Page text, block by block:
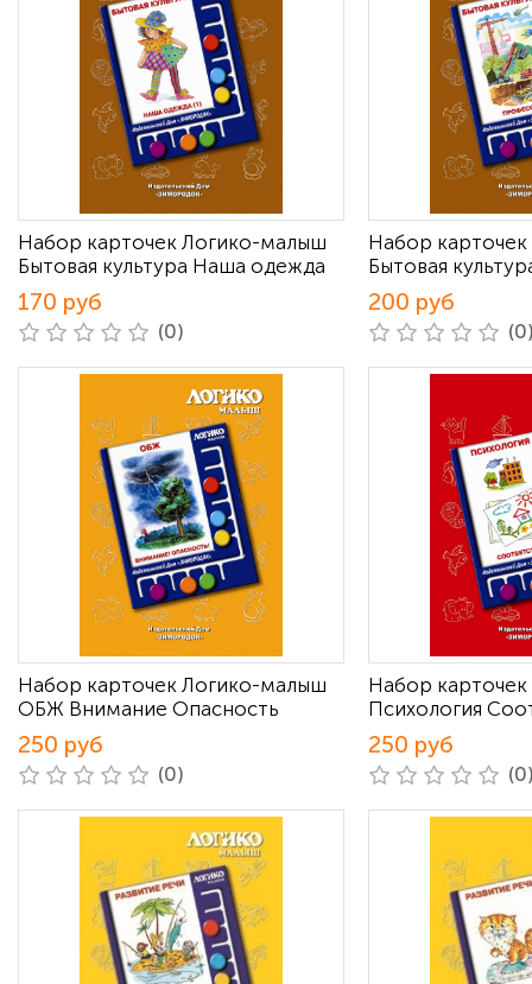
Набор карточек Логико-малыш
Бытовая культура Наша одежда
170 руб
(0)
Набор
Бытовая
200 руб
Набор карточек Логико-малыш
ОБЖ Внимание Опасность
250 руб
(0)
Набор
Психология
250 руб